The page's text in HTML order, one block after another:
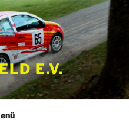
E.V.